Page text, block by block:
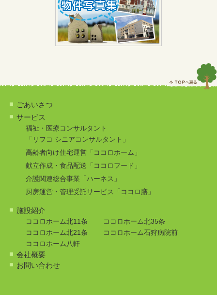
ごあいさつ
サービス
福祉・医療コンサルタント
「リフコ シニアコンサルタント」
高齢者向け住宅運営「ココロホーム」
献立作成・食品配送「ココロフード」
介護関連総合事業「ハーネス」
厨房運営・管理受託サービス「ココロ膳」
施設紹介
ココロホーム北11条
ココロホーム北35条
ココロホーム北21条
ココロホーム石狩病院前
ココロホーム八軒
会社概要
お問い合わせ